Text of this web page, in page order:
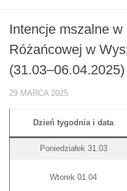
Intencje mszalne
Różańcowej w
(31.03–06.04.2025)
29 MARCA 2025
Dzień tygodnia i data
Poniedziałek 31.03
Wtorek 01.04